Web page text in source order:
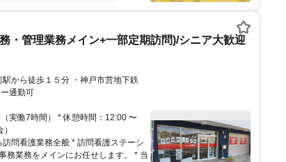
・管理業務メイン+一部定期訪問)/シニア大歓迎
２０分 ・マイカー通勤可
実働7時間） * 休憩時間：12:00 〜
問看護業務全般 * 訪問看護ステーシ
務業務をメインにお任せします。 * 当